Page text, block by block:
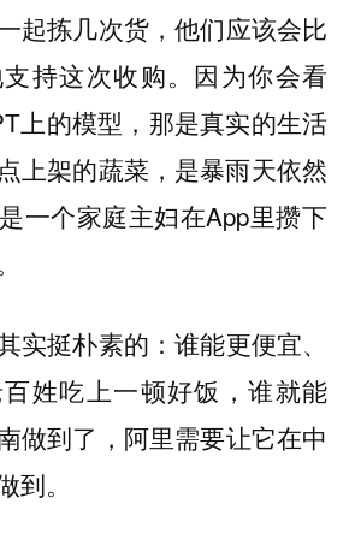
起拣几次货，他们应该会比
持这次收购。因为你会看
上的模型，那是真实的生活
架的蔬菜，是暴雨天依然
一个家庭主妇在App里攒下
实挺朴素的：谁能更便宜、
姓吃上一顿好饭，谁就能
做到了，阿里需要让它在中
到。